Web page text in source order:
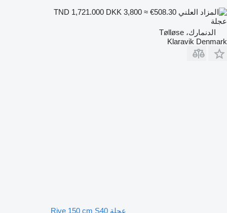
DKK 3,800 ≈ €508.30
عجلة
الدنمارك، Tølløse
Klaravik Denmark
عجلة Rive 150 cm S40